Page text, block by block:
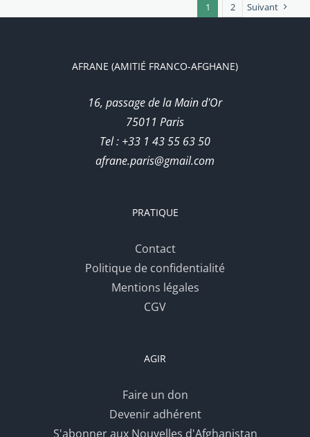
1 2 Suivant
AFRANE (AMITIÉ FRANCO-AFGHANE)
16, passage de la Main d'Or
75011 Paris
Tel : +33 1 43 55 63 50
afrane.paris@gmail.com
PRATIQUE
Contact
Politique de confidentialité
Mentions légales
CGV
AGIR
Faire un don
Devenir adhérent
S'abonner aux Nouvelles d'Afghanistan